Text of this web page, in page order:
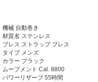
機械 自動巻き
材質名 ステンレス
ブレス ストラップ ブレス
タイプ メンズ
カラー ブラック
ムーブメント Cal. 8800
パワーリザーブ 55時間